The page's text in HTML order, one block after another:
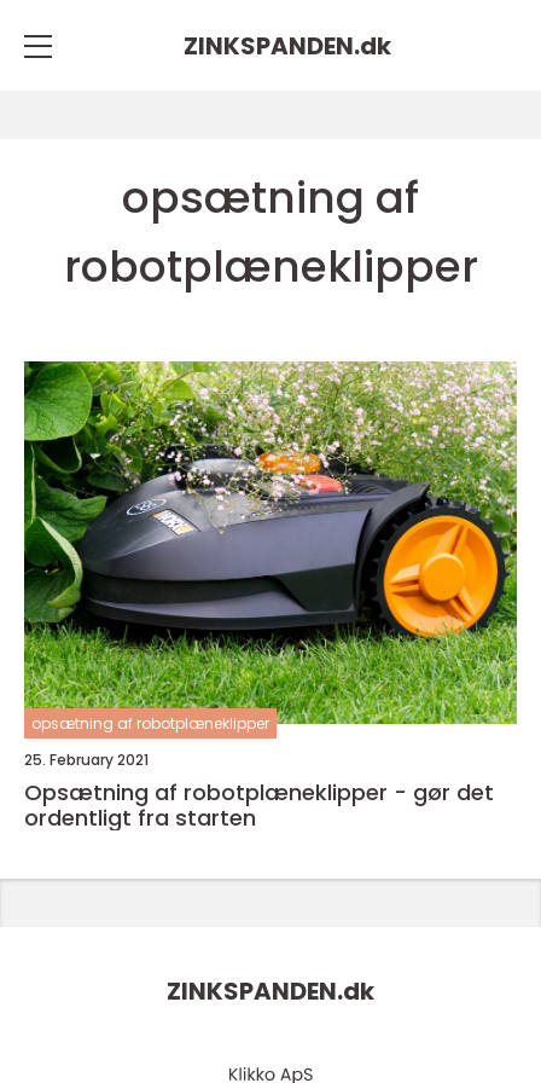
ZINKSPANDEN.dk
opsætning af
robotplæneklipper
opsætning af robotplæneklipper
25. February 2021
Opsætning af robotplæneklipper - gør det
ordentligt fra starten
ZINKSPANDEN.dk